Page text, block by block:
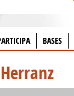
BASES